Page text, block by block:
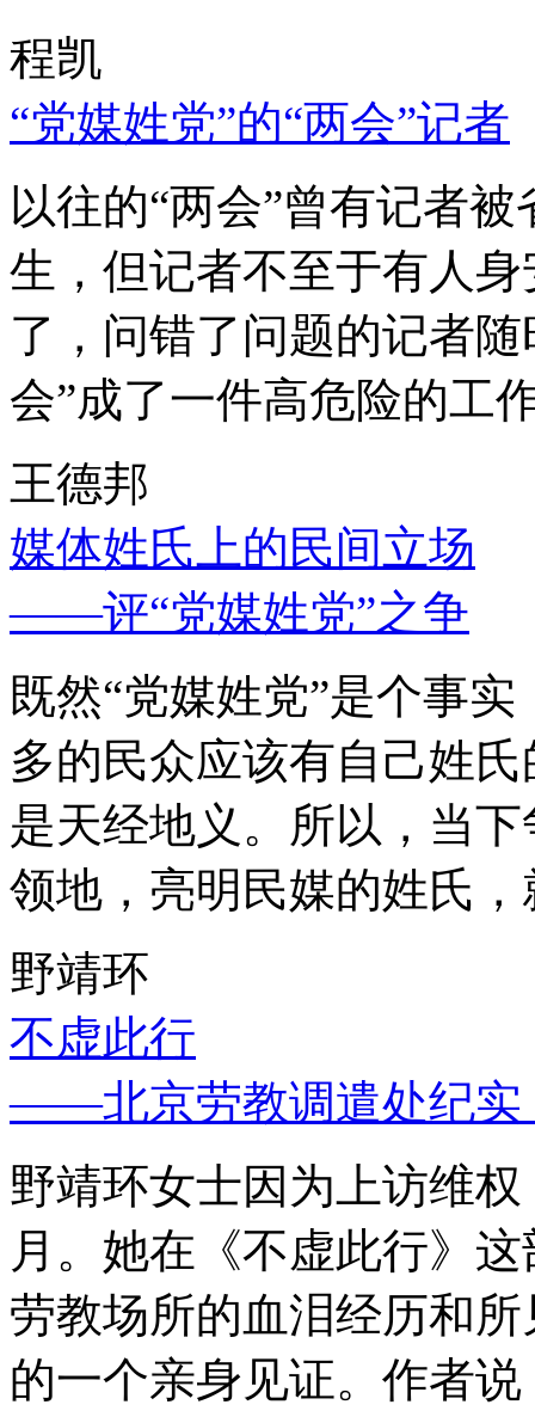
程凯
“党媒姓党”的“两会”记者
以往的“两会”曾有记者
生，但记者不至于有人
了，问错了问题的记者
会”成了一件高危险的工
王德邦
媒体姓氏上的民间立场
——评“党媒姓党”之争
既然“党媒姓党”是个事
多的民众应该有自己姓
是天经地义。所以，当
领地，亮明民媒的姓氏
野靖环
不虚此行
——北京劳教调遣处纪实
野靖环女士因为上访维
月。她在《不虚此行》
劳教场所的血泪经历和
的一个亲身见证。作者